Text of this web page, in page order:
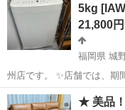
5kg
21,800円
福岡県 城
州店です。 ✨️店舗では
している商品も…
福岡 北九州市 城野
★ 美品